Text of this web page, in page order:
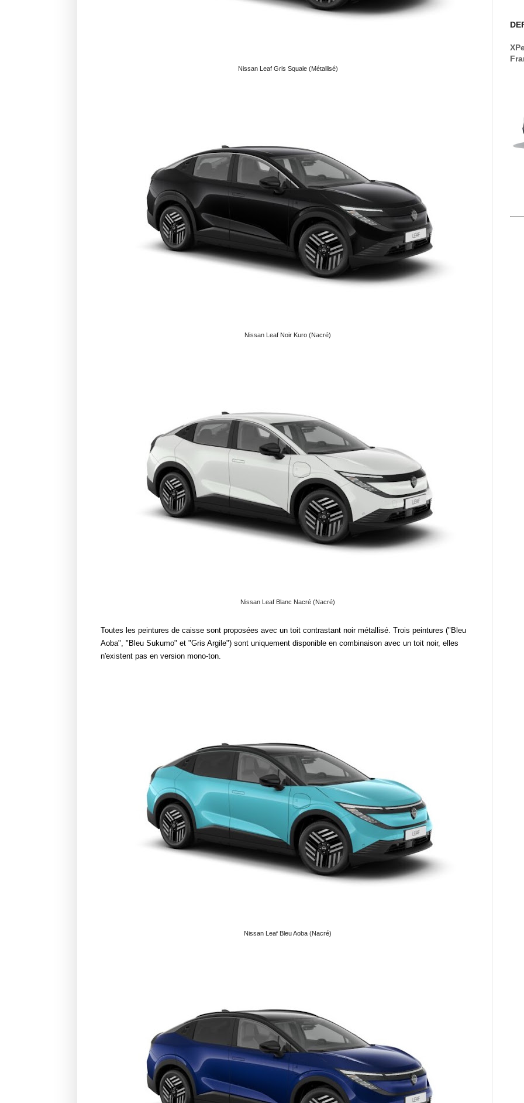
Nissan Leaf Gris Squale (Métallisé)
Nissan Leaf Noir Kuro (Nacré)
Nissan Leaf Blanc Nacré (Nacré)
Toutes les peintures de caisse sont proposées avec un toit contrastant noir métallisé. Trois peintures ("Bleu
Aoba", "Bleu Sukumo" et "Gris Argile") sont uniquement disponible en combinaison avec un toit noir, elles
n'existent pas en version mono-ton.
Nissan Leaf Bleu Aoba (Nacré)